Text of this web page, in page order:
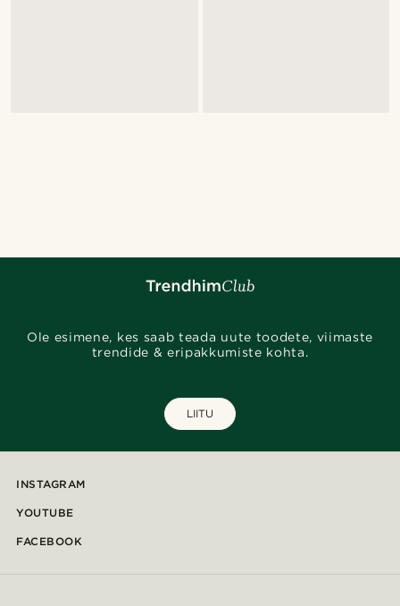
Ole esimene, kes saab teada uute toodete, viimaste
trendide & eripakkumiste kohta.
LIITU
INSTAGRAM
YOUTUBE
FACEBOOK